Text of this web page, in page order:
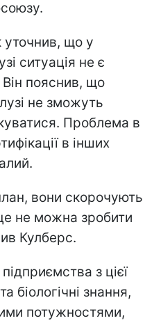
що у
ситуація не є
пояснив, що
не зможуть
Проблема в
в інших
вони скорочують
не можна зробити
Кулберс.
з цієї
біологічні знання,
потужностями,